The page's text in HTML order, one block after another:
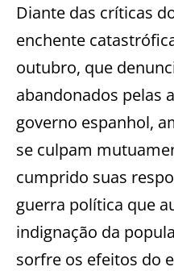
Diante das críticas
enchente
outubro, que
abandonados pelas
governo espanhol,
se culpam
cumprido suas
guerra política que
indignação da
sorfre os efeitos do